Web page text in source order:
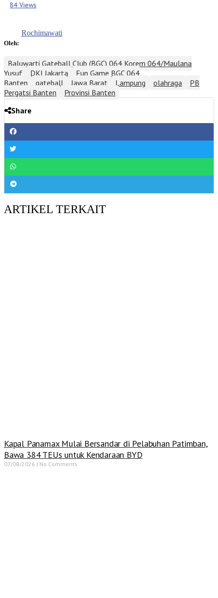
84 Views
Oleh:
Rochimawati
Baluwarti Gateball Club (BGC) 064 Korem 064/Maulana
Yusuf
DKI Jakarta
Fun Game BGC 064
Banten
gateball Jawa Barat Lampung olahraga
PB
Pergatsi Banten
Provinsi Banten
Share
ARTIKEL TERKAIT
Kapal Panamax Mulai Bersandar di Pelabuhan Patimban,
Bawa 384 TEUs untuk Kendaraan BYD
07/08/2026 No Comments